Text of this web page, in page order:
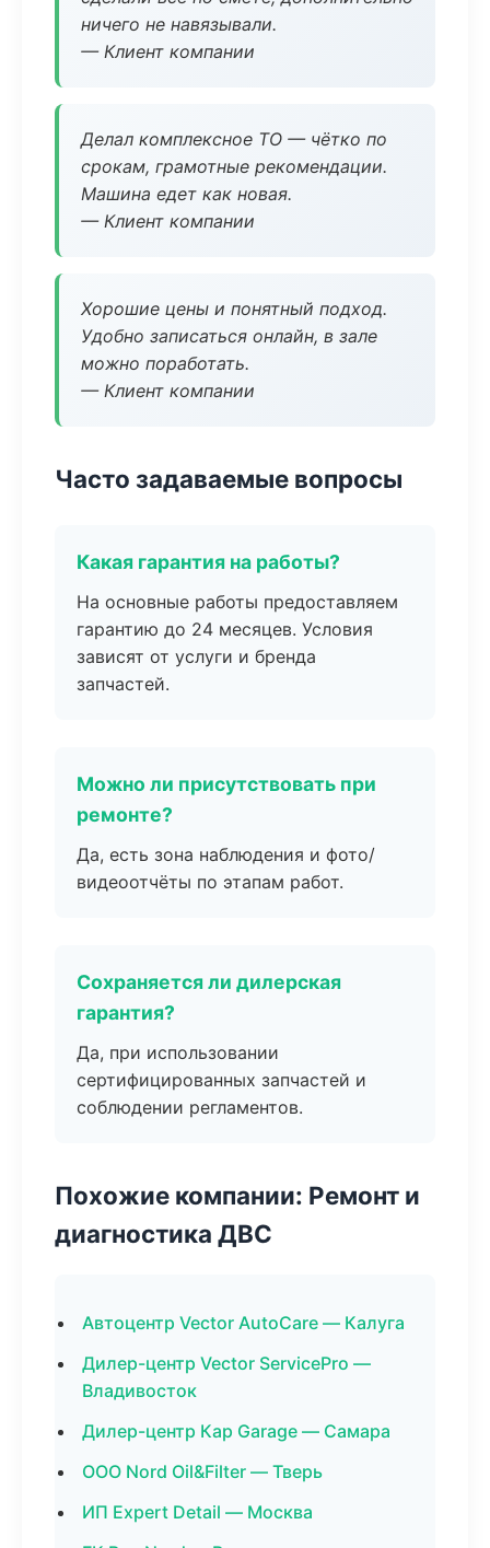
ничего не навязывали.
— Клиент компании
Делал комплексное ТО — чётко по
срокам, грамотные рекомендации.
Машина едет как новая.
— Клиент компании
Хорошие цены и понятный подход.
Удобно записаться онлайн, в зале
можно поработать.
— Клиент компании
Часто задаваемые вопросы
Какая гарантия на работы?
На основные работы предоставляем
гарантию до 24 месяцев. Условия
зависят от услуги и бренда
запчастей.
Можно ли присутствовать при
ремонте?
Да, есть зона наблюдения и фото/
видеоотчёты по этапам работ.
Сохраняется ли дилерская
гарантия?
Да, при использовании
сертифицированных запчастей и
соблюдении регламентов.
Похожие компании: Ремонт и
диагностика ДВС
Автоцентр Vector AutoCare — Калуга
Дилер-центр Vector ServicePro —
Владивосток
Дилер-центр Кар Garage — Самара
ООО Nord Oil&Filter — Тверь
ИП Expert Detail — Москва